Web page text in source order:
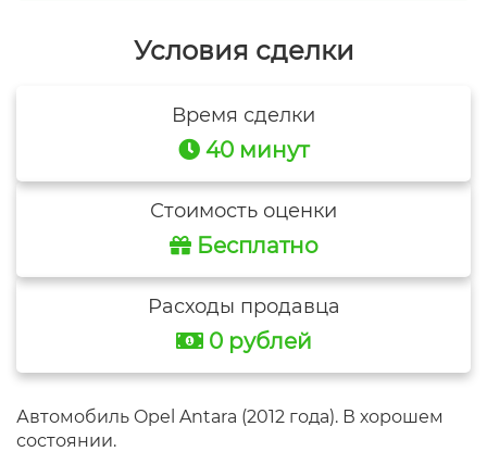
Условия сделки
Время сделки
40 минут
Стоимость оценки
Бесплатно
Расходы продавца
0 рублей
Автомобиль Opel Antara (2012 года). В хорошем
состоянии.